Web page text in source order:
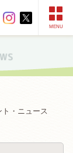
MENU
・ニュース